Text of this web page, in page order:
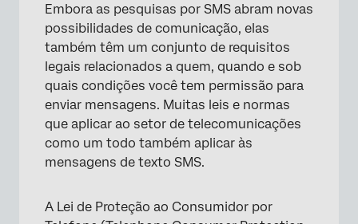
Embora as pesquisas por SMS abram novas
possibilidades de comunicação, elas
também têm um conjunto de requisitos
legais relacionados a quem, quando e sob
quais condições você tem permissão para
enviar mensagens. Muitas leis e normas
que aplicar ao setor de telecomunicações
como um todo também aplicar às
mensagens de texto SMS.
A Lei de Proteção ao Consumidor por